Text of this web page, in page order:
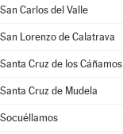
San Carlos del Valle
San Lorenzo de Calatrava
Santa Cruz de los Cáñamos
Santa Cruz de Mudela
Socuéllamos